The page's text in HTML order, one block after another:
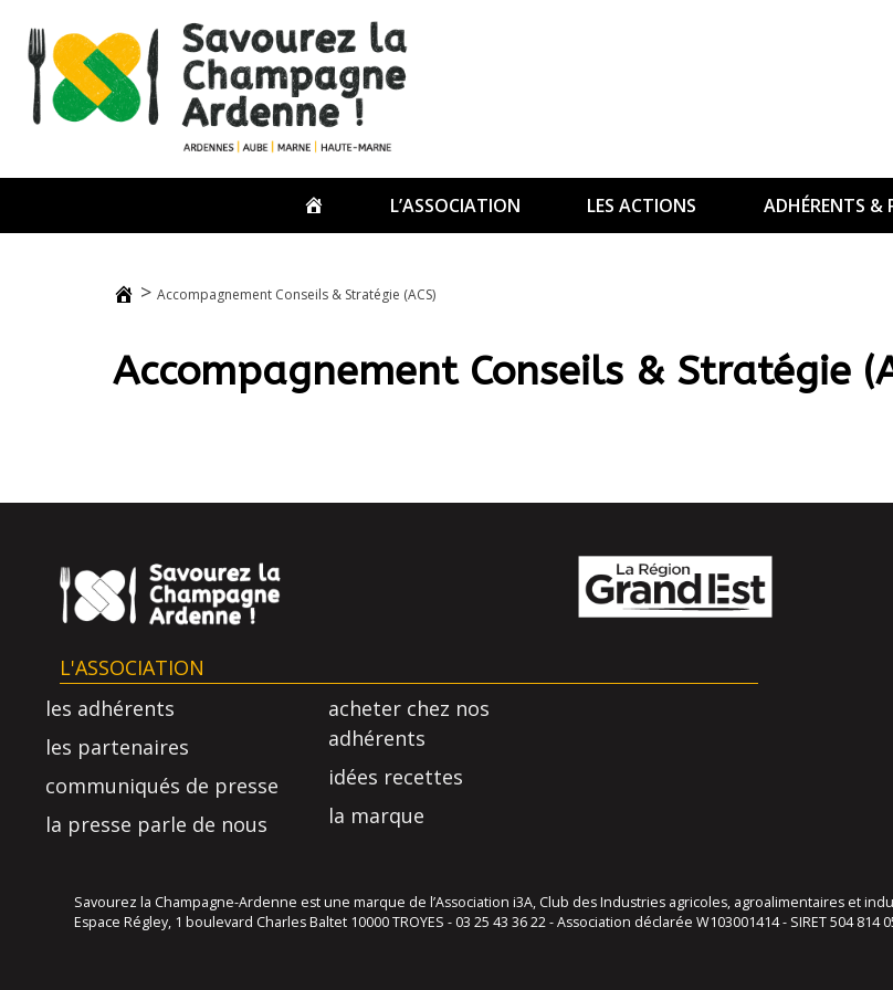
contenu
ACCUEIL L’ASSOCIATION LES ACTIONS ADHÉRENTS &
> Accompagnement Conseils & Stratégie (ACS)
Accompagnement Conseils & Stratégie
L'ASSOCIATION
les adhérents
les partenaires
communiqués de presse
la presse parle de nous
acheter chez nos
adhérents
idées recettes
la marque
Savourez la Champagne-Ardenne est une marque de l’Association i3A, Club des Industries agricoles, agroalimentaires et
Espace Régley, 1 boulevard Charles Baltet 10000 TROYES - 03 25 43 36 22 - Association déclarée W103001414 - SIRET 504 814